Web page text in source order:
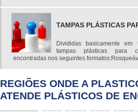
TAMPAS PLÁSTICAS
Divididas basicamente
tampas plásticas para
encontradas nos seguintes
REGIÕES ONDE A
ATENDE PLÁSTICOS DE